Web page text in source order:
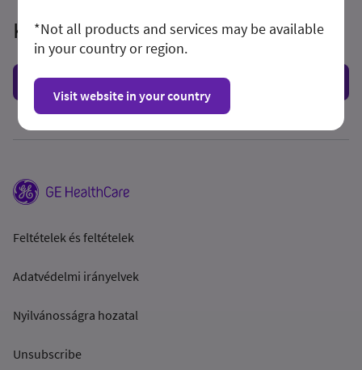
Kérdése van? Örömmel válaszolunk.
Lépjen kapcsolatba velünk
Feltételek és feltételek
Adatvédelmi irányelvek
Nyilvánosságra hozatal
Unsubscribe
*Not all products and services may be available
in your country or region.
Visit website in your country